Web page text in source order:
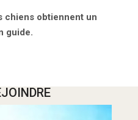
chiens obtiennent un
guide.